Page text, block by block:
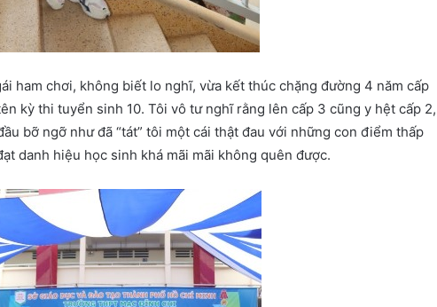
ham chơi, không biết lo nghĩ, vừa kết thúc chặng đường 4 năm cấp
kỳ thi tuyển sinh 10. Tôi vô tư nghĩ rằng lên cấp 3 cũng y hệt cấp 2,
bỡ ngỡ như đã “tát” tôi một cái thật đau với những con điểm thấp
danh hiệu học sinh khá mãi mãi không quên được.